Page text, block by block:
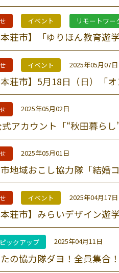
イベント リモートワー
本荘市】「ゆりほん教育遊
イベント 2025年05月07日
本荘市】5月18日（日）「
2025年05月02日
式アカウント「“秋田暮ら
2025年05月01日
地域おこし協力隊「結婚
イベント 2025年04月17日
本荘市】みらいデザイン
ックアップ 2025年04月11日
たの協力隊ダヨ！全員集合